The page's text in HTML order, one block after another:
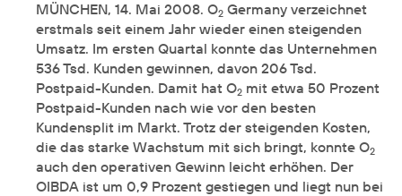
MÜNCHEN, 14. Mai 2008. O2 Germany verzeichnet
erstmals seit einem Jahr wieder einen steigenden
Umsatz. Im ersten Quartal konnte das Unternehmen
536 Tsd. Kunden gewinnen, davon 206 Tsd.
Postpaid-Kunden. Damit hat O2 mit etwa 50 Prozent
Postpaid-Kunden nach wie vor den besten
Kundensplit im Markt. Trotz der steigenden Kosten,
die das starke Wachstum mit sich bringt, konnte O2
auch den operativen Gewinn leicht erhöhen. Der
OIBDA ist um 0,9 Prozent gestiegen und liegt nun bei